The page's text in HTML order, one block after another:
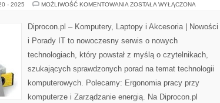
- 2025 MOŻLIWOŚĆ KOMENTOWANIA APLIKACJE
CHŁODZENIE
I
ZOSTAŁA WYŁĄCZONA
Diprocon.pl – Komputery, Laptopy i Akcesoria | Nowości
i Porady IT to nowoczesny serwis o nowych
technologiach, który powstał z myślą o czytelnikach,
szukających sprawdzonych porad na temat technologii
komputerowych. Polecamy: Ergonomia pracy przy
komputerze i Zarządzanie energią. Na Diprocon.pl